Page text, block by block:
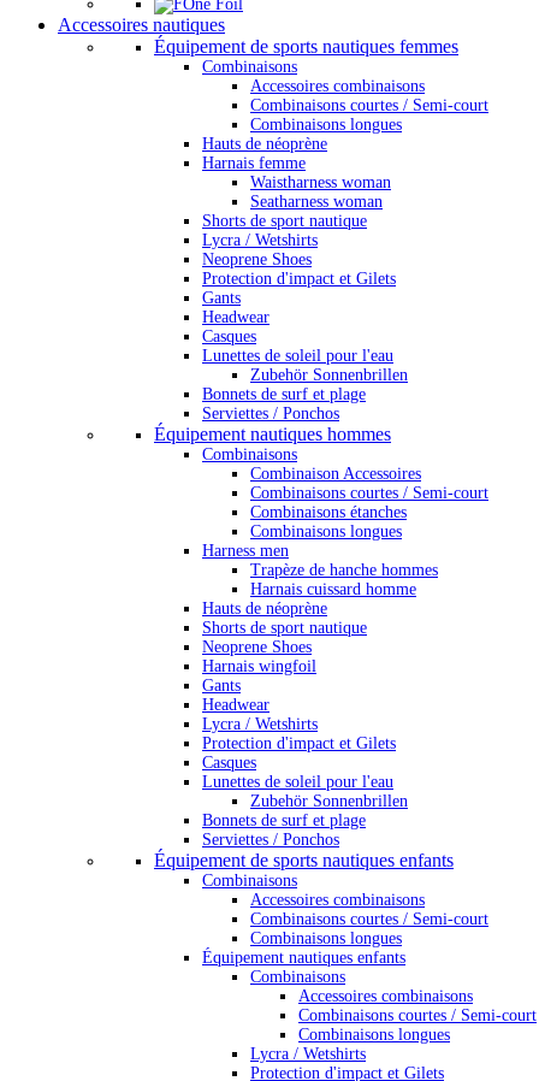
Accessoires nautiques
Équipement de sports nautiques femmes
Combinaisons
Accessoires combinaisons
Combinaisons courtes / Semi-court
Combinaisons longues
Hauts de néoprène
Harnais femme
Waistharness woman
Seatharness woman
Shorts de sport nautique
Lycra / Wetshirts
Neoprene Shoes
Protection d'impact et Gilets
Gants
Headwear
Casques
Lunettes de soleil pour l'eau
Zubehör Sonnenbrillen
Bonnets de surf et plage
Serviettes / Ponchos
Équipement nautiques hommes
Combinaisons
Combinaison Accessoires
Combinaisons courtes / Semi-court
Combinaisons étanches
Combinaisons longues
Harness men
Trapèze de hanche hommes
Harnais cuissard homme
Hauts de néoprène
Shorts de sport nautique
Neoprene Shoes
Harnais wingfoil
Gants
Headwear
Lycra / Wetshirts
Protection d'impact et Gilets
Casques
Lunettes de soleil pour l'eau
Zubehör Sonnenbrillen
Bonnets de surf et plage
Serviettes / Ponchos
Équipement de sports nautiques enfants
Combinaisons
Accessoires combinaisons
Combinaisons courtes / Semi-court
Combinaisons longues
Équipement nautiques enfants
Combinaisons
Accessoires combinaisons
Combinaisons courtes / Semi-court
Combinaisons longues
Lycra / Wetshirts
Protection d'impact et Gilets